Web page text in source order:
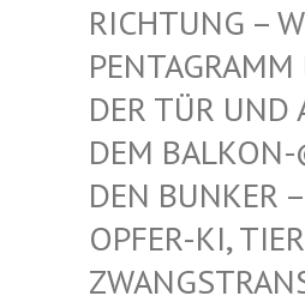
NG – WEISSES
AMM ÜBER
UND AUF DEM
KON-©BEI
KER – OPFER-K
I, TIERKI –
RANSENKI… –